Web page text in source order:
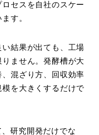
セスを自社のスケー
す。
結果が出ても、工場
ません。発酵槽が大
混ざり方、回収効率
を大きくするだけで
研究開発だけでな